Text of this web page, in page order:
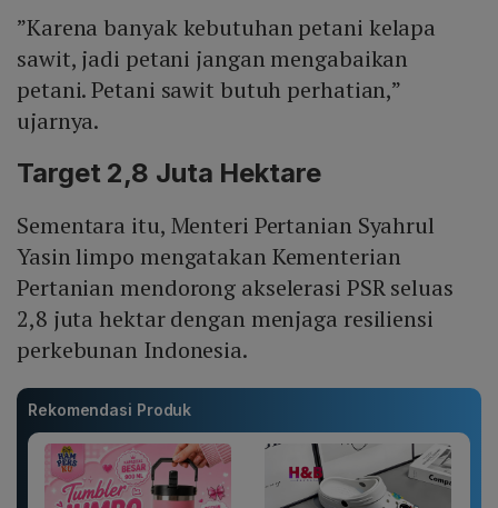
”Karena banyak kebutuhan petani kelapa
sawit, jadi petani jangan mengabaikan
petani. Petani sawit butuh perhatian,”
ujarnya.
Target 2,8 Juta Hektare
Sementara itu, Menteri Pertanian Syahrul
Yasin limpo mengatakan Kementerian
Pertanian mendorong akselerasi PSR seluas
2,8 juta hektar dengan menjaga resiliensi
perkebunan Indonesia.
Rekomendasi Produk